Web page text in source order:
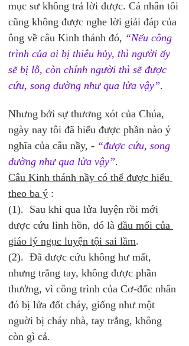
mục sư không trả lời được. Cá nhân tôi
cũng không được nghe lời giải đáp của
ông về câu Kinh thánh đó, “Nếu công
trình của ai bị thiêu hủy, thì người ấy
sẽ bị lỗ, còn chính người thì sẽ được
cứu, song dường như qua lửa vậy”.
Nhưng bởi sự thương xót của Chúa,
ngày nay tôi đã hiểu được phần nào ý
nghĩa của câu nầy, - “được cứu, song
dường như qua lửa vậy”.
Câu Kinh thánh nầy có thể được hiểu
theo ba ý :
(1).  Sau khi qua lửa luyện rồi mới
được cứu linh hồn, đó là đầu mối của
giáo lý ngục luyện tội sai lầm.
(2).  Đã được cứu không hư mất,
nhưng trắng tay, không được phần
thưởng, vì công trình của Cơ-đốc nhân
đó bị lửa đốt cháy, giống như một
nguời bị cháy nhà, tay trắng, không
còn gì cả.